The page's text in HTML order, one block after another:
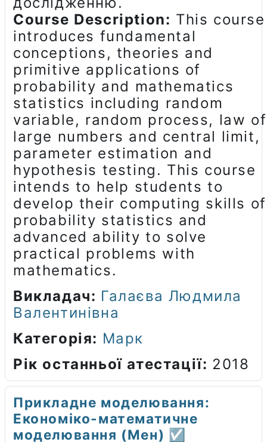
Course Description: This course
introduces fundamental
conceptions, theories and
primitive applications of
probability and mathematics
statistics including random
variable, random process, law of
large numbers and central limit,
parameter estimation and
hypothesis testing. This course
intends to help students to
develop their computing skills of
probability statistics and
advanced ability to solve
practical problems with
mathematics.
Викладач: Галаєва Людмила
Валентинівна
Категорія: Марк
Рік останньої атестації: 2018
Прикладне моделювання:
Економіко-математичне
моделювання (Мен) ☑️